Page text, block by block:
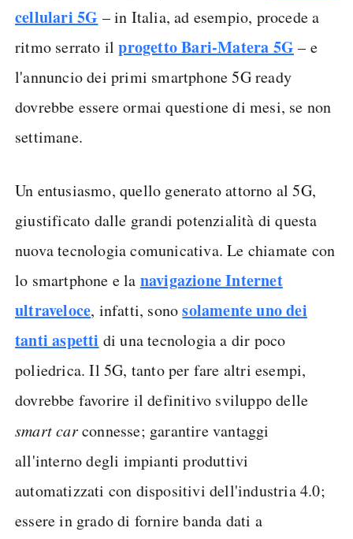
cellulari 5G – in Italia, ad esempio, procede a
ritmo serrato ilprogetto Bari-Matera 5G – e
l'annuncio dei primi smartphone 5G ready
dovrebbe essere ormai questione di mesi, se non
settimane.
Un entusiasmo, quello generato attorno al 5G,
giustificato dalle grandi potenzialità di questa
nuova tecnologia comunicativa. Le chiamate con
lo smartphone e la navigazione Internet
ultraveloce, infatti, sonosolamente uno dei
tanti aspetti di una tecnologia a dir poco
poliedrica. Il 5G, tanto per fare altri esempi,
dovrebbe favorire il definitivo sviluppo delle
smart carconnesse; garantire vantaggi
all'interno degli impianti produttivi
automatizzati con dispositivi dell'industria 4.0;
essere in grado di fornire banda dati a